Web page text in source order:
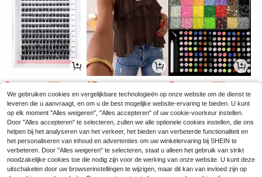
6 15 8
We gebruiken cookies en vergelijkbare technologieën op onze website om de dienst te
leveren die u aanvraagt, en om u de best mogelijke website-ervaring te bieden. U kunt
op elk moment "Alles weigeren", "Alles accepteren" of uw cookie-voorkeur instellen.
Door "Alles accepteren" te selecteren, zullen we alle optionele cookies instellen, die ons
helpen bij het analyseren van het verkeer, het bieden van verbeterde functionaliteit en
het personaliseren van inhoud en advertenties om uw winkelervaring bij SHEIN te
verbeteren. Door "Alles weigeren" te selecteren, staat u alleen het gebruik van strikt
noodzakelijke cookies toe die nodig zijn voor de werking van onze website. U kunt deze
uitschakelen door uw browserinstellingen te wijzigen, maar dit kan van invloed zijn op